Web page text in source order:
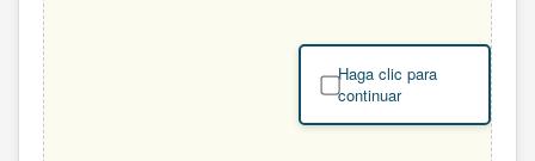
Haga clic para
continuar